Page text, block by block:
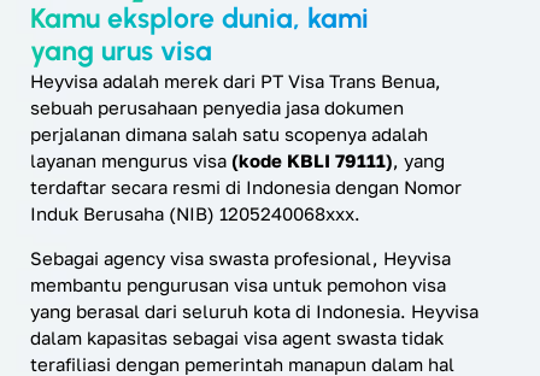
Kamu eksplore dunia, kami
yang urus visa
Heyvisa adalah merek dari PT Visa Trans Benua,
sebuah perusahaan penyedia jasa dokumen
perjalanan dimana salah satu scopenya adalah
layanan mengurus visa (kode KBLI 79111), yang
terdaftar secara resmi di Indonesia dengan Nomor
Induk Berusaha (NIB) 1205240068xxx.
Sebagai agency visa swasta profesional, Heyvisa
membantu pengurusan visa untuk pemohon visa
yang berasal dari seluruh kota di Indonesia. Heyvisa
dalam kapasitas sebagai visa agent swasta tidak
terafiliasi dengan pemerintah manapun dalam hal